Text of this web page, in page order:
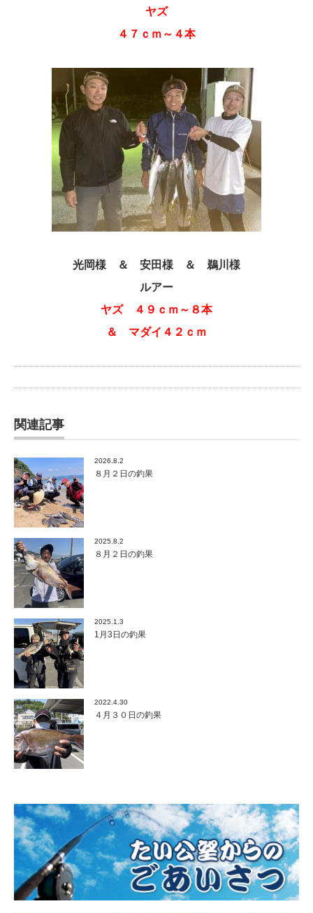
ヤズ
４７ｃｍ～４本
光岡様 ＆ 安田様 ＆ 鵜川様
ルアー
ヤズ ４９ｃｍ～８本
＆ マダイ４２ｃｍ
関連記事
2026.8.2
８月２日の釣果
2025.8.2
８月２日の釣果
2025.1.3
1月3日の釣果
2022.4.30
４月３０日の釣果